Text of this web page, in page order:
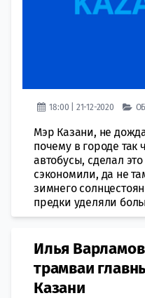
18:00 | 21-12-2020
Мэр Казани, не
почему в городе так
автобусы, сделал
сэкономили, да не
зимнего
предки уделяли
Илья
трамваи
Казани